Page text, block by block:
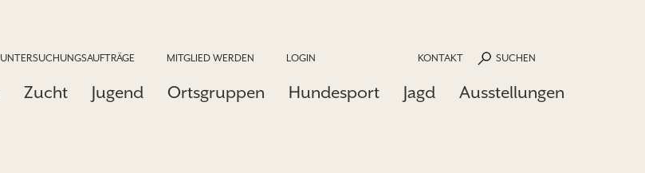
UNTERSUCHUNGSAUFTRÄGE MITGLIED WERDEN LOGIN SUCHEN
KONTAKT
Zucht Jugend Ortsgruppen Hundesport Jagd Ausstellungen